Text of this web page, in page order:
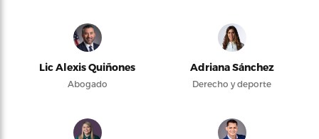
Lic Alexis Quiñones
Abogado
Adriana Sánchez
Derecho y deporte